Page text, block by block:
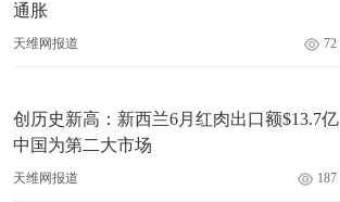
通胀
天维网报道 72
创历史新高：新西兰6月红肉出口额$13.7亿
中国为第二大市场
天维网报道 187